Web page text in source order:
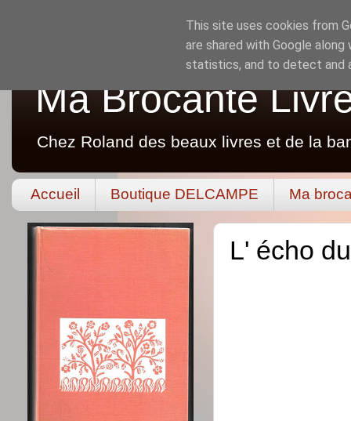
Ma Brocante
Chez Roland des beaux livres et de la
Accueil Boutique DELCAMPE Ma
L' écho
This site uses cookies from
are shared with Google
statistics, and to detect and